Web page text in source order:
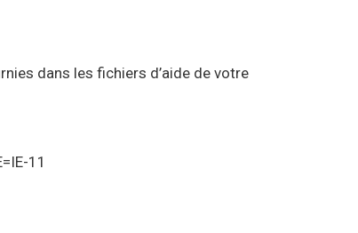
dans les fichiers d’aide de votre
11